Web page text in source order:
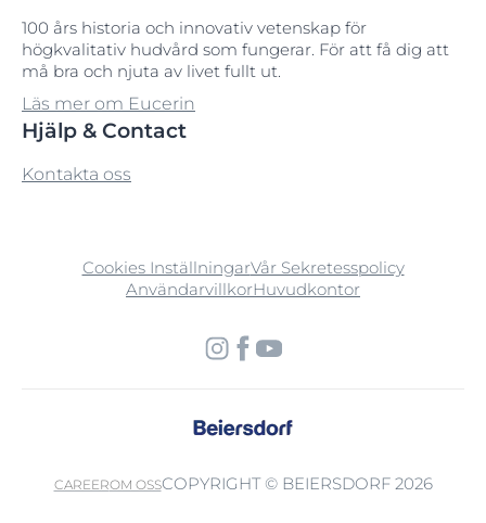
100 års historia och innovativ vetenskap för
högkvalitativ hudvård som fungerar. För att få dig att
må bra och njuta av livet fullt ut.
Läs mer om Eucerin
Hjälp & Contact
Kontakta oss
Cookies InställningarVår Sekretesspolicy
AnvändarvillkorHuvudkontor
CAREEROM OSSCOPYRIGHT © BEIERSDORF 2026